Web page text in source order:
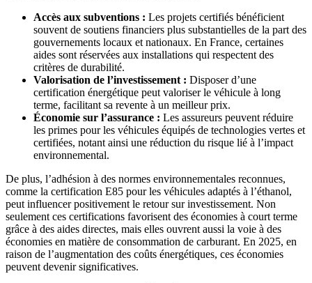
Accès aux subventions : Les projets certifiés bénéficient
souvent de soutiens financiers plus substantielles de la part des
gouvernements locaux et nationaux. En France, certaines
aides sont réservées aux installations qui respectent des
critères de durabilité.
Valorisation de l’investissement : Disposer d’une
certification énergétique peut valoriser le véhicule à long
terme, facilitant sa revente à un meilleur prix.
Économie sur l’assurance : Les assureurs peuvent réduire
les primes pour les véhicules équipés de technologies vertes et
certifiées, notant ainsi une réduction du risque lié à l’impact
environnemental.
De plus, l’adhésion à des normes environnementales reconnues,
comme la certification E85 pour les véhicules adaptés à l’éthanol,
peut influencer positivement le retour sur investissement. Non
seulement ces certifications favorisent des économies à court terme
grâce à des aides directes, mais elles ouvrent aussi la voie à des
économies en matière de consommation de carburant. En 2025, en
raison de l’augmentation des coûts énergétiques, ces économies
peuvent devenir significatives.